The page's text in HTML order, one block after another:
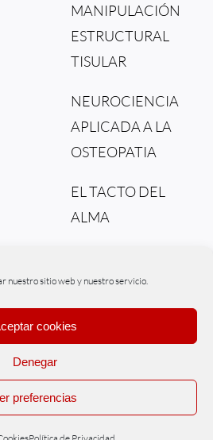
nuestro sitio web y nuestro servicio.
cookies
Denegar
preferencias
MANIPULACIÓN
ESTRUCTURAL
TISULAR
NEUROCIENCIA
APLICADA A LA
OSTEOPATIA
EL TACTO DEL
ALMA
FLUIDO
| Powered byWIPInternet
de Privacidad|Aviso legal|Tratamiento
de datos